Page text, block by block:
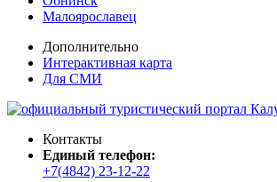
Малоярославец
Дополнительно
Интерактивная карта
Для СМИ
Контакты
Единый телефон:
+7(4842) 23-12-22